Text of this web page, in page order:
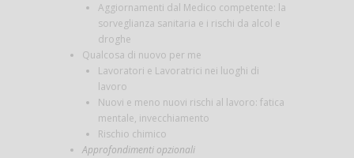
Aggiornamenti dal Medico competente: la
sorveglianza sanitaria e i rischi da alcol e
droghe
Qualcosa di nuovo per me
Lavoratori e Lavoratrici nei luoghi di
lavoro
Nuovi e meno nuovi rischi al lavoro: fatica
mentale, invecchiamento
Rischio chimico
Approfondimenti opzionali